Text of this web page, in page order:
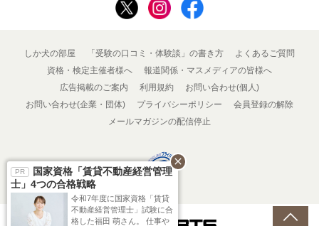
しか犬の部屋 「受験の口コミ・体験談」の書き方
よくあるご質問
資格・検定主催者様へ
報道関係・マスメディアの皆様へ
広告掲載のご案内
利用規約
お問い合わせ(個人)
お問い合わせ(企業・団体)
プライバシーポリシー
会員登録の解除
メールマガジンの配信停止
国家資格「賃貸不動産経営管理
士」4つの合格戦略
令和7年度に国家資格「賃貸
不動産経営管理士」試験に合
格した福田 萌さん。 仕事や
close